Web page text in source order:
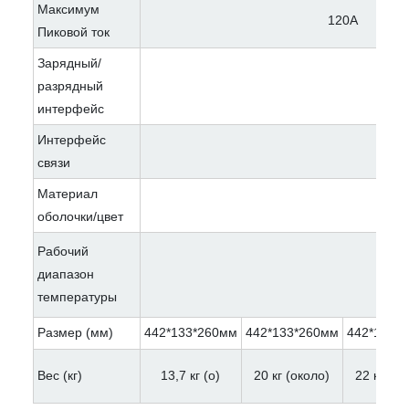
Максимум
Пиковой ток
120A
Зарядный/
разрядный
интерфейс
Интерфейс
связи
Материал
оболочки/цвет
Рабочий
диапазон
температуры
Размер (мм) 442*133*260мм 442*133*260мм
Вес (кг) 13,7 кг (о) 20 кг (около) 22 кг